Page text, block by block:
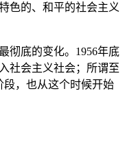
色的、和平的社会主义
彻底的变化。1956年底
社会主义社会；所谓至
段，也从这个时候开始